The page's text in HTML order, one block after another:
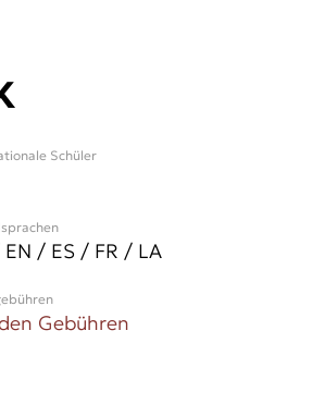
Schüler
EN / ES / FR / LA
Gebühren